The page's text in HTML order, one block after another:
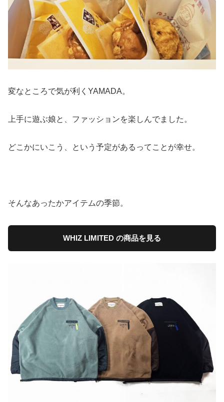
変なところで気が利くYAMADA。
上手に遊ぶ娘と、ファッションを楽しんでました。
どこかにいこう、という予定があるってことが幸せ。
そんなあったかアイテムの季節。
WHIZ LIMITED の商品を見る